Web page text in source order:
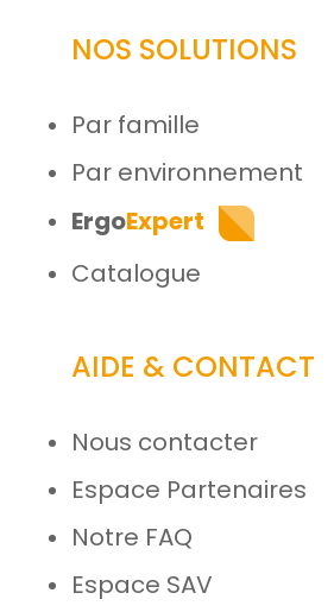
NOS SOLUTIONS
Par famille
Par environnement
ErgoExpert
Catalogue
AIDE & CONTACT
Nous contacter
Espace Partenaires
Notre FAQ
Espace SAV